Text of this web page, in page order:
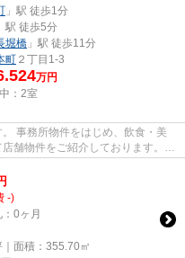
」駅 徒歩1分
駅 徒歩5分
堀橋 」駅 徒歩11分
町 ２丁目1-3
万円
： 2室
事務所物件をはじめ、飲食・美
舗物件をご紹介しております。
-)
0ヶ月
面積：355.70㎡